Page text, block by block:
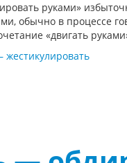
руками»
обычно в процессе
«двигать